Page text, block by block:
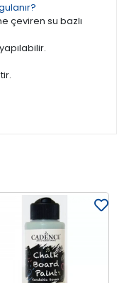
çeviren su bazlı